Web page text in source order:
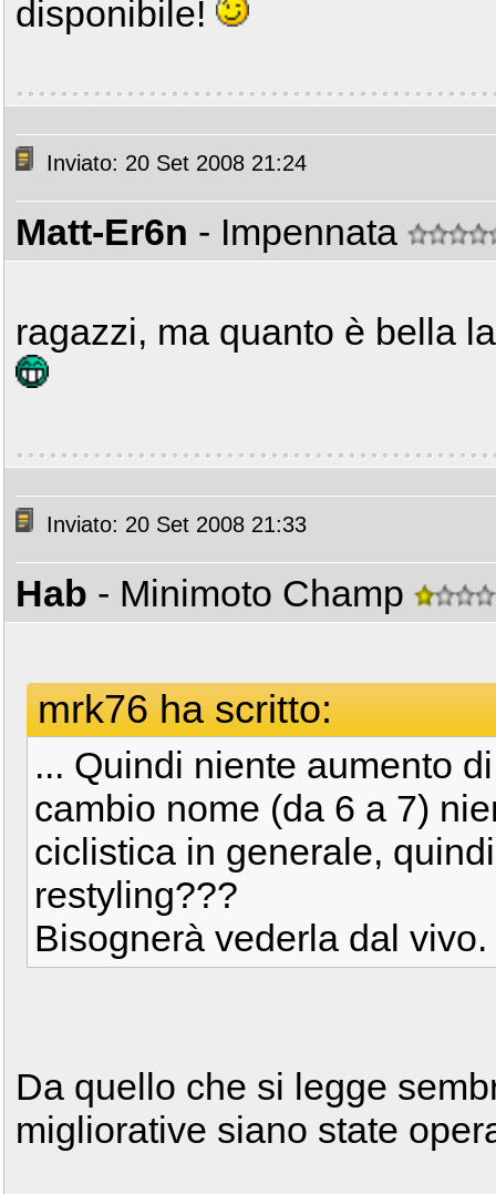
disponibile!
Inviato: 20 Set 2008 21:24
Matt-Er6n - Impennata
ragazzi, ma quanto è bella
Inviato: 20 Set 2008 21:33
Hab - Minimoto Champ
mrk76 ha scritto:
... Quindi niente aumento
cambio nome (da 6 a 7)
ciclistica in generale,
restyling???
Bisognerà vederla dal vivo.
Da quello che si legge
migliorative siano state